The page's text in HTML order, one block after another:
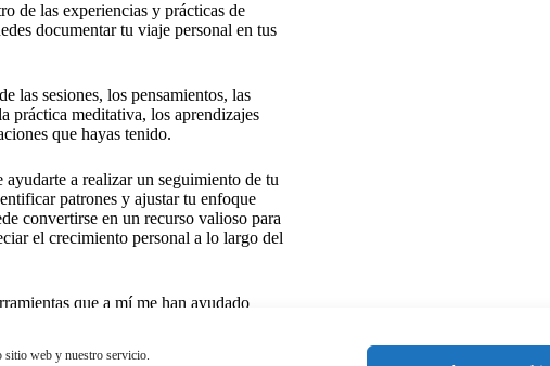
sitio web y nuestro servicio.
de las experiencias y prácticas de
documentar tu viaje personal en tus
las sesiones, los pensamientos, las
práctica meditativa, los aprendizajes
que hayas tenido.
a realizar un seguimiento de tu
patrones y ajustar tu enfoque
convertirse en un recurso valioso para
el crecimiento personal a lo largo del
que a mí me han ayudado
DE GRATITUD y MIS AFIRMACIONES,